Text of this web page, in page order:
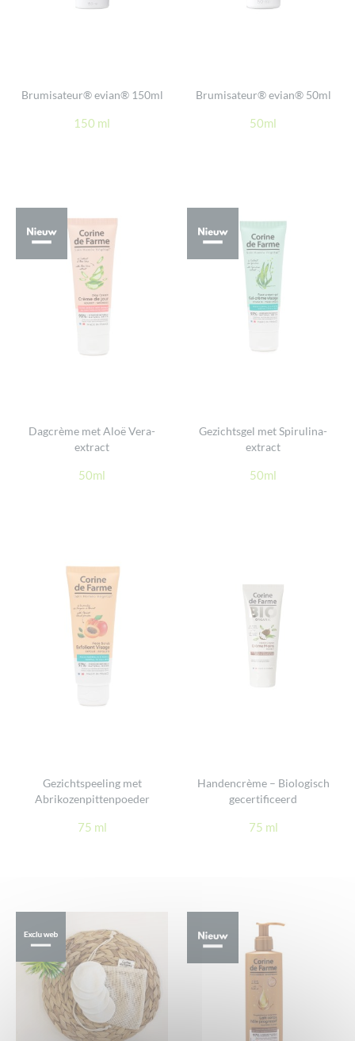
Brumisateur® evian® 150ml
150 ml
Brumisateur® evian® 50ml
50ml
Dagcrème met Aloë Vera-
extract
50ml
Gezichtsgel met Spirulina-
extract
50ml
Gezichtspeeling met
Abrikozenpittenpoeder
75 ml
Handencrème – Biologisch
gecertificeerd
75 ml